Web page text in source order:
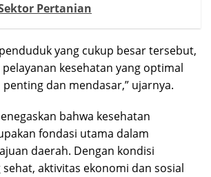
Pertanian
yang cukup besar tersebut,
kesehatan yang optimal
dan mendasar,” ujarnya.
bahwa kesehatan
fondasi utama dalam
daerah. Dengan kondisi
aktivitas ekonomi dan sosial